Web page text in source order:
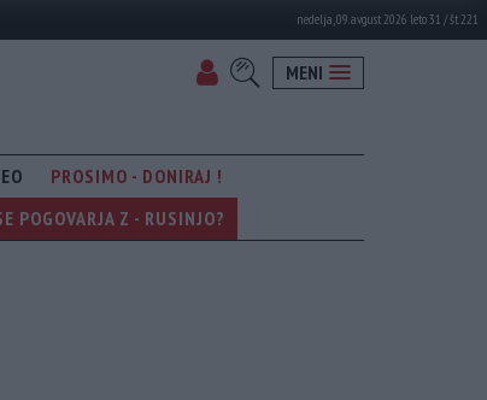
nedelja, 09. avgust 2026 leto 31 / št. 221
MENI
PROSIMO - DONIRAJ !
POGOVARJA Z - RUSINJO?